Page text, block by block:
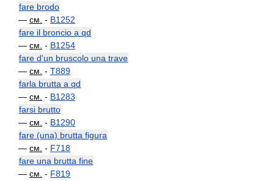
fare brodo
— см. - B1252
fare il broncio a qd
— см. - B1254
fare d'un bruscolo una trave
— см. - T889
farla brutta a qd
— см. - B1283
farsi brutto
— см. - B1290
fare (una) brutta figura
— см. - F718
fare una brutta fine
— см. - F819